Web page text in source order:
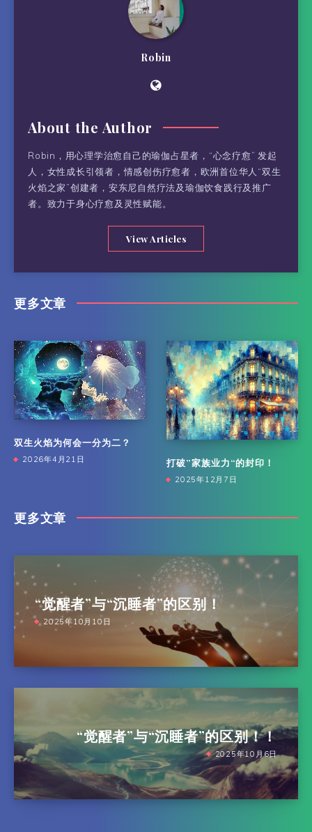
Robin
About the Author
Robin，用心理学治愈自己的瑜伽占星者，“心念疗愈” 发起
人，女性成长引领者，情感创伤疗愈者，欧洲首位华人“双生
火焰之家”创建者，安东尼自然疗法及瑜伽饮食践行及推广
者。致力于身心疗愈及灵性赋能。
View Articles
更多文章
双生火焰为何会一分为二？
2026年4月21日 打破”家族业力“的封印！
2025年12月7日
更多文章
“觉醒者”与“沉睡者”的区别！
2025年10月10日
“觉醒者”与“沉睡者”的区别！！
2025年10月6日